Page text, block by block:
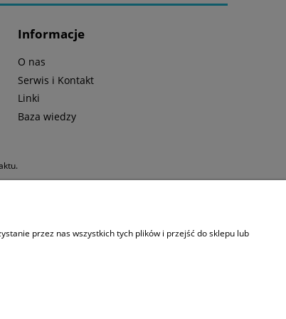
Informacje
O nas
Serwis i Kontakt
Linki
Baza wiedzy
przez nas wszystkich tych plików i przejść do sklepu lub